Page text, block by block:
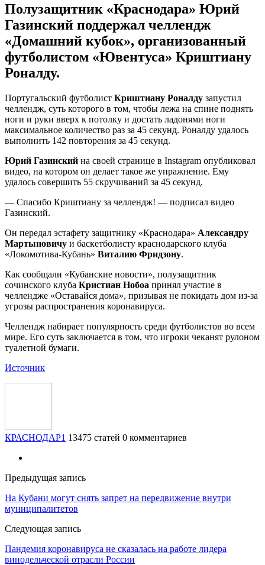
Полузащитник «Краснодара» Юрий
Газинский поддержал челлендж
«Домашний кубок», организованный
футболистом «Ювентуса» Криштиану
Роналду.
Португальский футболист Криштиану Роналду запустил
челлендж, суть которого в том, чтобы лежа на спине поднять
ноги и руки вверх к потолку и достать ладонями ноги
максимальное количество раз за 45 секунд. Роналду удалось
выполнить 142 повторения за 45 секунд.
Юрий Газинский на своей странице в Instagram опубликовал
видео, на котором он делает такое же упражнение. Ему
удалось совершить 55 скручиваний за 45 секунд.
— Спасибо Криштиану за челлендж! — подписал видео
Газинский.
Он передал эстафету защитнику «Краснодара» Александру
Мартыновичу и баскетболисту краснодарского клуба
«Локомотива-Кубань» Виталию Фридзону.
Как сообщали «Кубанские новости», полузащитник
сочинского клуба Кристиан Нобоа принял участие в
челлендже «Оставайся дома», призывая не покидать дом из-за
угрозы распространения коронавируса.
Челлендж набирает популярность среди футболистов во всем
мире. Его суть заключается в том, что игроки чеканят рулоном
туалетной бумаги.
Источник
КРАСНОДАР1 13475 статей 0 комментариев
Предыдущая запись
На Кубани могут снять запрет на передвижение внутри
муниципалитетов
Следующая запись
Пандемия коронавируса не сказалась на работе лидера
винодельческой отрасли России